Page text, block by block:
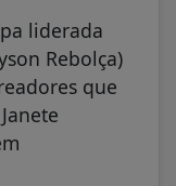
liderada
Rebolça)
que